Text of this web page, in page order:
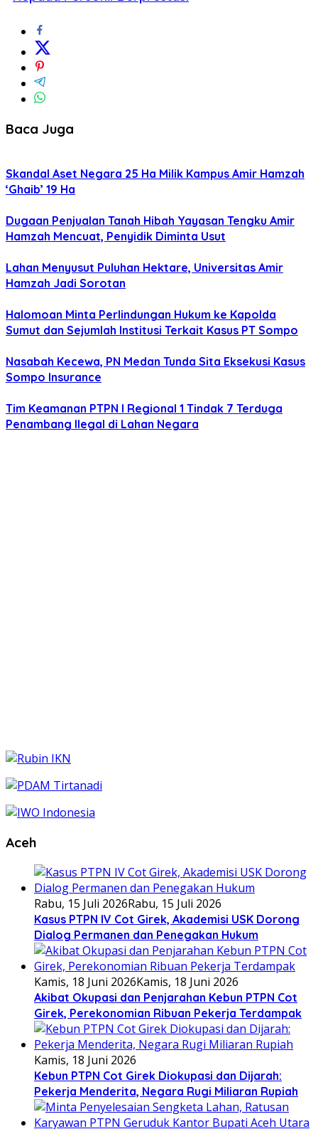
Baca Juga
Skandal Aset Negara 25 Ha Milik Kampus Amir Hamzah
‘Ghaib’ 19 Ha
Dugaan Penjualan Tanah Hibah Yayasan Tengku Amir
Hamzah Mencuat, Penyidik Diminta Usut
Lahan Menyusut Puluhan Hektare, Universitas Amir
Hamzah Jadi Sorotan
Halomoan Minta Perlindungan Hukum ke Kapolda
Sumut dan Sejumlah Institusi Terkait Kasus PT Sompo
Nasabah Kecewa, PN Medan Tunda Sita Eksekusi Kasus
Sompo Insurance
Tim Keamanan PTPN I Regional 1 Tindak 7 Terduga
Penambang llegal di Lahan Negara
Aceh
Rabu, 15 Juli 2026Rabu, 15 Juli 2026
Kasus PTPN IV Cot Girek, Akademisi USK Dorong
Dialog Permanen dan Penegakan Hukum
Kamis, 18 Juni 2026Kamis, 18 Juni 2026
Akibat Okupasi dan Penjarahan Kebun PTPN Cot
Girek, Perekonomian Ribuan Pekerja Terdampak
Kamis, 18 Juni 2026
Kebun PTPN Cot Girek Diokupasi dan Dijarah:
Pekerja Menderita, Negara Rugi Miliaran Rupiah